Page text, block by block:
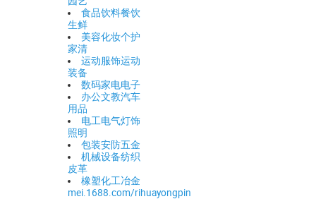
食品饮料餐饮
生鲜
美容化妆个护
家清
运动服饰运动
装备
数码家电电子
办公文教汽车
用品
电工电气灯饰
照明
包装安防五金
机械设备纺织
皮革
橡塑化工冶金
mei.1688.com/rihuayongpin